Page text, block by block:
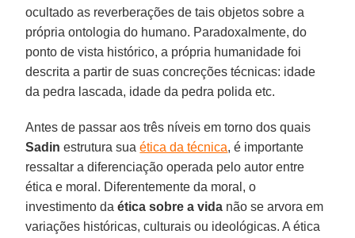
ocultado as reverberações de tais objetos sobre a
própria ontologia do humano. Paradoxalmente, do
ponto de vista histórico, a própria humanidade foi
descrita a partir de suas concreções técnicas: idade
da pedra lascada, idade da pedra polida etc.
Antes de passar aos três níveis em torno dos quais
Sadin estrutura suaética da técnica, é importante
ressaltar a diferenciação operada pelo autor entre
ética e moral. Diferentemente da moral, o
investimento daética sobre a vida não se arvora em
variações históricas, culturais ou ideológicas. A ética